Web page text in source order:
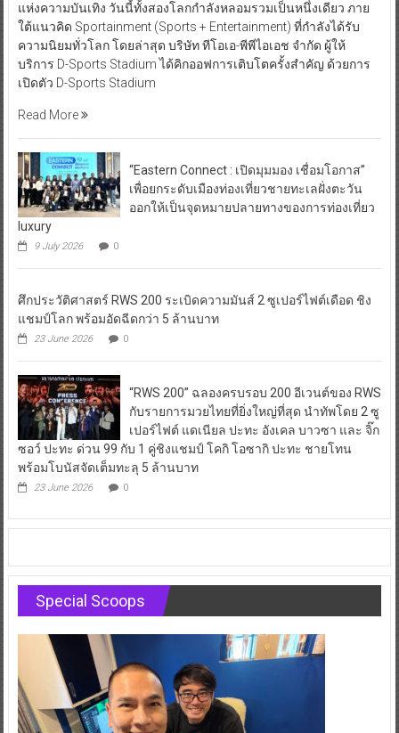
แห่งความบันเทิง วันนี้ทั้งสองโลกกำลังหลอมรวมเป็นหนึ่งเดียว ภาย
ใต้แนวคิด Sportainment (Sports + Entertainment) ที่กำลังได้รับ
ความนิยมทั่วโลก โดยล่าสุด บริษัท ทีโอเอ-พีพีไอเอช จำกัด ผู้ให้
บริการ D-Sports Stadium ได้คิกออฟการเติบโตครั้งสำคัญ ด้วยการ
เปิดตัว D-Sports Stadium
Read More
“Eastern Connect : เปิดมุมมอง เชื่อมโอกาส”
เพื่อยกระดับเมืองท่องเที่ยวชายทะเลฝั่งตะวัน
ออกให้เป็นจุดหมายปลายทางของการท่องเที่ยว
luxury
9 July 2026 0
ศึกประวัติศาสตร์ RWS 200 ระเบิดความมันส์ 2 ซูเปอร์ไฟต์เดือด ชิง
แชมป์โลก พร้อมอัดฉีดกว่า 5 ล้านบาท
23 June 2026 0
“RWS 200” ฉลองครบรอบ 200 อีเวนต์ของ RWS
กับรายการมวยไทยที่ยิ่งใหญ่ที่สุด นำทัพโดย 2 ซู
เปอร์ไฟต์ แดเนียล ปะทะ อังเคล บาวซา และ จิ๊ก
ซอว์ ปะทะ ด่วน 99 กับ 1 คู่ชิงแชมป์ โคกิ โอซากิ ปะทะ ชายโทน
พร้อมโบนัสจัดเต็มทะลุ 5 ล้านบาท
23 June 2026 0
Special Scoops